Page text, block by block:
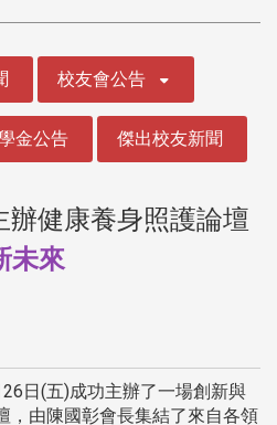
校友會公告
金公告 傑出校友新聞
辦健康養身照護論壇
未來
日(五)成功主辦了一場創新與
，由陳國彰會長集結了來自各領